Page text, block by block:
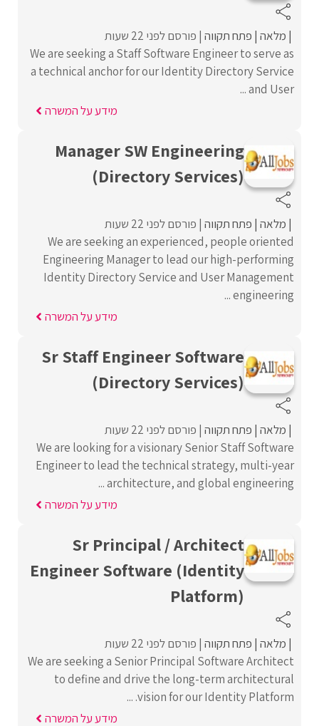
מלאה פתח תקווה פורסם לפני 22 שעות
We are seeking a Staff Software Engineer to serve as
a technical anchor for our Identity Directory Service
and User ...
מידע על המשרה
Manager SW Engineering
(Directory Services)
מלאה פתח תקווה פורסם לפני 22 שעות
We are seeking an experienced, people oriented
Engineering Manager to lead our high-performing
Identity Directory Service and User Management
engineering ...
מידע על המשרה
Sr Staff Engineer Software
(Directory Services)
מלאה פתח תקווה פורסם לפני 22 שעות
We are looking for a visionary Senior Staff Software
Engineer to lead the technical strategy, multi-year
architecture, and global engineering ...
מידע על המשרה
Sr Principal / Architect
Engineer Software (Identity
Platform)
מלאה פתח תקווה פורסם לפני 22 שעות
We are seeking a Senior Principal Software Architect
to define and drive the long-term architectural
vision for our Identity Platform. ...
מידע על המשרה